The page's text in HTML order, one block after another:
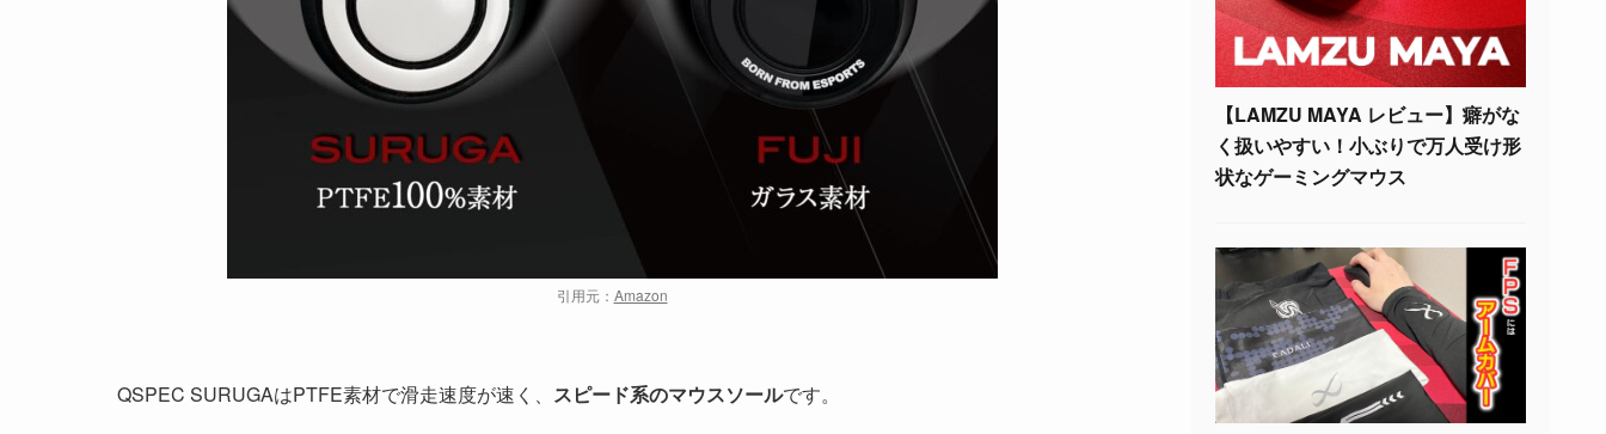
引用元： Amazon
QSPEC SURUGAはPTFE素材で滑走速度が速く、 スピード系のマウスソールです。
【LAMZU MAYA レビュー】癖がな
く扱いやすい！小ぶりで万人受け形
状なゲーミングマウス